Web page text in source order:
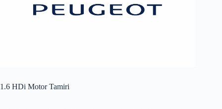
1.6 HDi Motor Tamiri